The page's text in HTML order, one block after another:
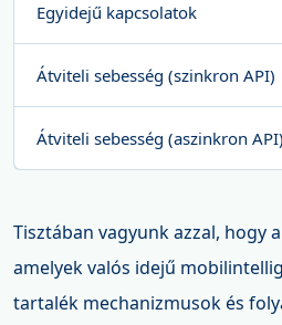
Egyidejű kapcsolatok
Átviteli sebesség (szinkron API)
Átviteli sebesség (aszinkron
Tisztában vagyunk azzal, hogy
amelyek valós idejű
tartalék mechanizmusok és